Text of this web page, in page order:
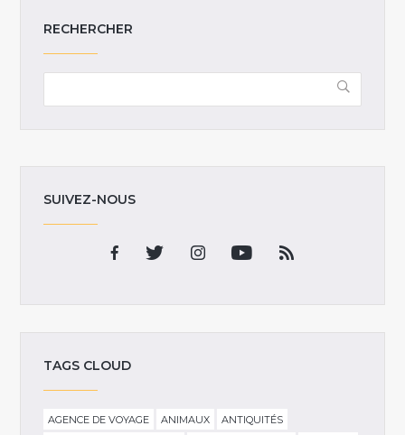
RECHERCHER
SUIVEZ-NOUS
TAGS CLOUD
AGENCE DE VOYAGE ANIMAUX
ANTIQUITÉS